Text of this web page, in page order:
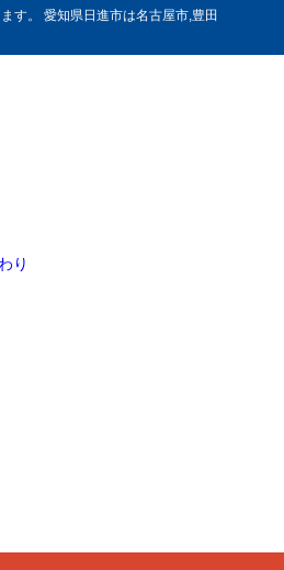
す。 愛知県日進市は名古屋市,豊田
り